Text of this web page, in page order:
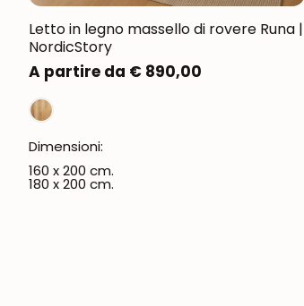
Letto in legno massello di rovere Runa |
NordicStory
Prezzo
normale
A partire da € 890,00
Dimensioni:
160 x 200 cm.
180 x 200 cm.